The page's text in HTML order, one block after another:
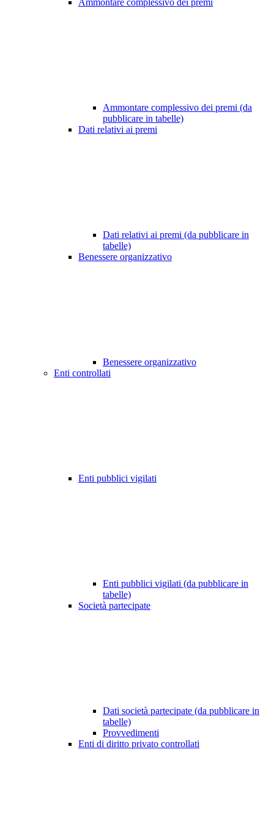
Ammontare complessivo dei premi
Ammontare complessivo dei premi (da
pubblicare in tabelle)
Dati relativi ai premi
Dati relativi ai premi (da pubblicare in
tabelle)
Benessere organizzativo
Benessere organizzativo
Enti controllati
Enti pubblici vigilati
Enti pubblici vigilati (da pubblicare in
tabelle)
Società partecipate
Dati società partecipate (da pubblicare in
tabelle)
Provvedimenti
Enti di diritto privato controllati